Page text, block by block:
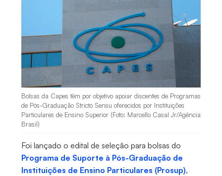
Bolsas da Capes têm por objetivo apoiar discentes de Programas
de Pós-Graduação Stricto Sensu oferecidos por Instituições
Particulares de Ensino Superior (Foto: Marcello Casal Jr/Agência
Brasil)
Foi lançado o edital de seleção para bolsas do
Programa de Suporte à Pós-Graduação de
Instituições de Ensino Particulares (Prosup),